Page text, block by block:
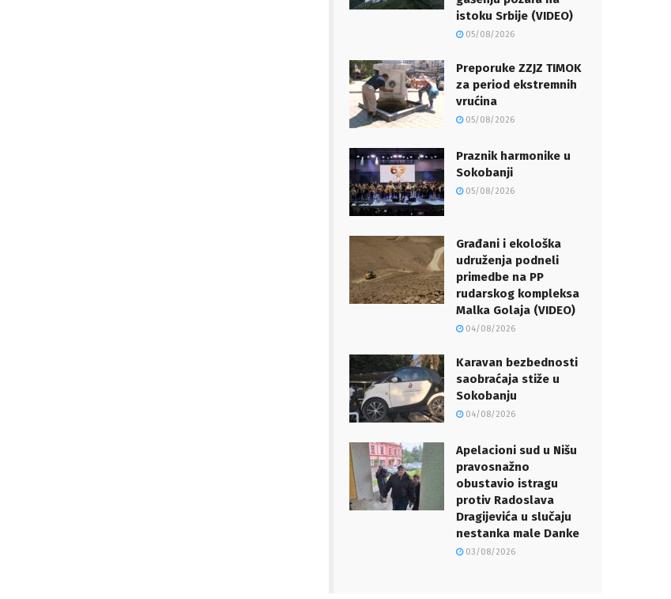
istoku Srbije (VIDEO)
05/08/2026
Preporuke ZZJZ TIMOK
za period ekstremnih
vrućina
05/08/2026
Praznik harmonike u
Sokobanji
05/08/2026
Građani i ekološka
udruženja podneli
primedbe na PP
rudarskog kompleksa
Malka Golaja (VIDEO)
04/08/2026
Karavan bezbednosti
saobraćaja stiže u
Sokobanju
04/08/2026
Apelacioni sud u Nišu
pravosnažno
obustavio istragu
protiv Radoslava
Dragijevića u slučaju
nestanka male Danke
03/08/2026